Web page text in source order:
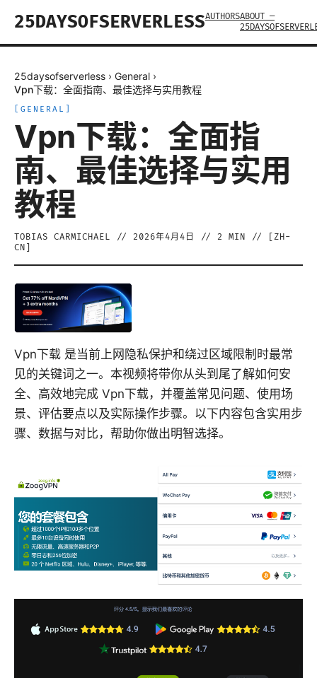
25DAYSOFSERVERLESSAUTHORSABOUT —
25daysofserverless › General ›
Vpn下载：全面指南、最佳选择与实用教程
GENERAL
Vpn下载：全面指
南、最佳选择与实用
教程
TOBIAS CARMICHAEL // 2026年4月4日 // 2 MIN // [ ZH-
CN
Vpn下载 是当前上网隐私保护和绕过区域限制时最常
见的关键词之一。本视频将带你从头到尾了解如何安
全、高效地完成 Vpn下载，并覆盖常见问题、使用场
景、评估要点以及实际操作步骤。以下内容包含实用步
骤、数据与对比，帮助你做出明智选择。